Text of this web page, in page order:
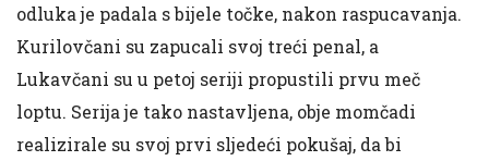
odluka je padala s bijele točke, nakon raspucavanja.
Kurilovčani su zapucali svoj treći penal, a
Lukavčani su u petoj seriji propustili prvu meč
loptu. Serija je tako nastavljena, obje momčadi
realizirale su svoj prvi sljedeći pokušaj, da bi